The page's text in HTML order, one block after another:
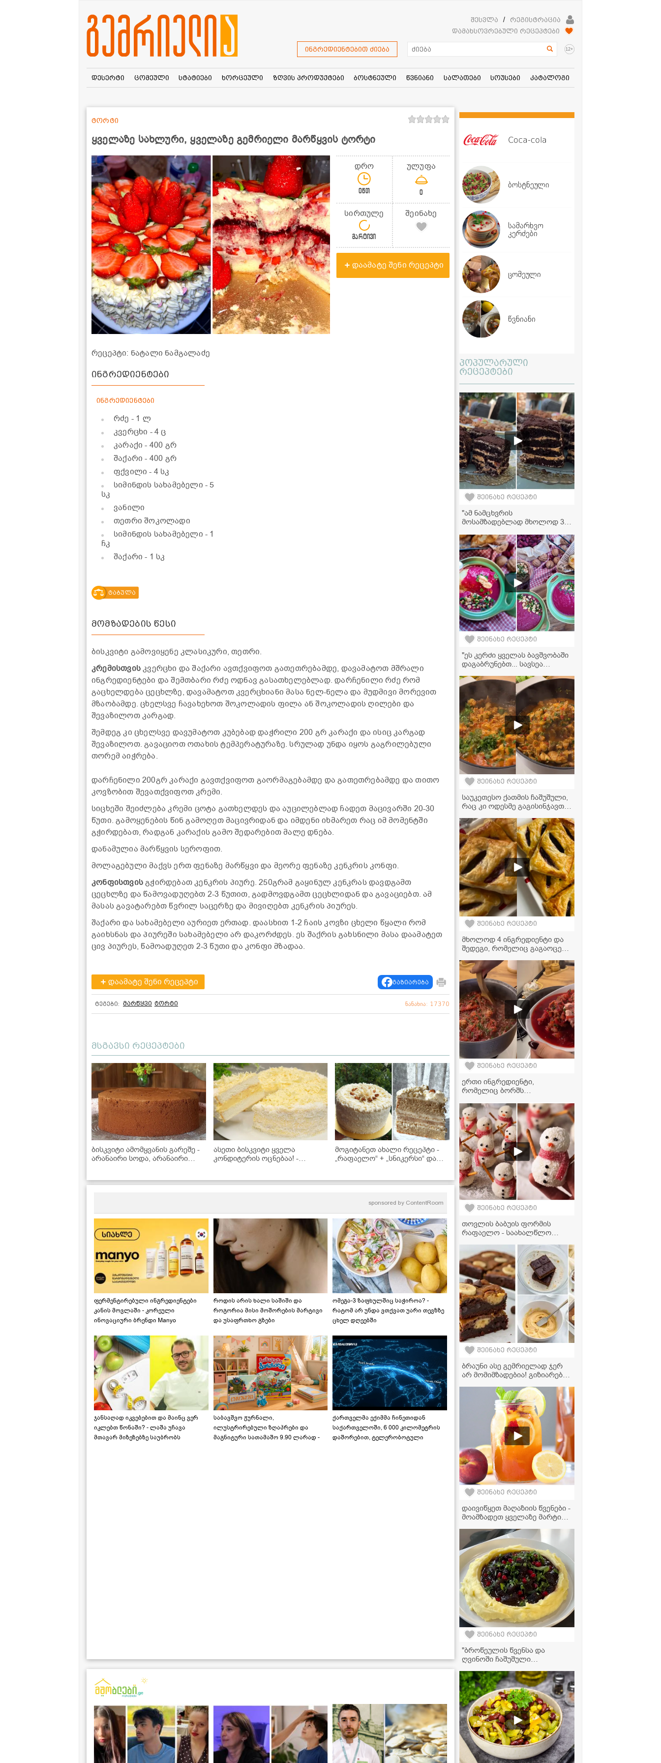
შესვლა /
რეგისტრაცია
დამახსოვრებული რეცეპტები
ინგრედიენტებით ძიება 12+
დესერტი ცომეული სტატიები ხორცეული ზღვის პროდუქტები ბოსტნეული წვნიანი სალათები სოუსები კატალოგი
ყველაზე სახლური, ყველაზე გემრიელი მარწყვის ტორტი
ტორტი
დრო
0წთ
ულუფა
0
სირთულე
მარტივი
შეინახე
დაამატე შენი რეცეპტი
რეცეპტი: ნატალი ნამგალაძე
ინგრედიენტები
ინგრედიენტები
რძე - 1 ლ
კვერცხი - 4 ც
კარაქი- 400 გრ
შაქარი- 400 გრ
ფქვილი- 4 სკ
სიმინდის სახამებელი - 5
სკ
ვანილი
თეთრი შოკოლადი
სიმინდის სახამებელი - 1
ჩკ
შაქარი- 1 სკ
ტაბულა
მომზადების წესი
ბისკვიტი გამოვიყენე კლასიკური, თეთრი.
კრემისთვისკვერცხი და შაქარი ავთქვიფოთ გათეთრებამდე, დავამატოთ მშრალი
ინგრედიენტები და შემთბარი რძე ოდნავ გასათხელებლად. დარჩენილი რძე რომ
გაცხელდება ცეცხლზე, დავამატოთ კვერცხიანი მასა ნელ-ნელა და მუდმივი მორევით
მზაობამდე. ცხელსვე ჩავახეხოთ შოკოლადის ფილა ან შოკოლადის ღილები და
შევაზილოთ კარგად.
შემდეგ კი ცხელსვე დავუმატოთ კუბებად დაჭრილი 200 გრ კარაქი და ისიც კარგად
შევაზილოთ. გავაციოთ ოთახის ტემპერატურაზე. სრულად უნდა იყოს გაგრილებული
თორემ აიჭრება.
დარჩენილი 200გრ კარაქი გავთქვიფოთ გაორმაგებამდე და გათეთრებამდე და თითო
კოვზობით შევათქვიფოთ კრემი.
სიცხეში შეიძლება კრემი ცოტა გათხელდეს და აუცილებლად ჩადეთ მაცივარში 20-30
წუთი. გამოყენების წინ გამოღეთ მაცივრიდან და იმდენი იხმარეთ რაც იმ მომენტში
გჭირდებათ, რადგან კარაქის გამო შედარებით მალე დნება.
დანამულია მარწყვის სეროფით.
მოლაგებული მაქვს ერთ ფენაზე მარწყვი და მეორე ფენაზე კენკრის კონფი.
კონფისთვისგჭირდებათ კენკრის პიურე. 250გრამ გაყინულ კენკრას დავდგამთ
ცეცხლზე და წამოვადუღებთ 2-3 წუთით, გადმოვდგამთ ცეცხლიდან და გავაციებთ. ამ
მასას გავატარებთ წვრილ საცერზე და მივიღებთ კენკრის პიურეს.
შაქარი და სახამებელი აურიეთ ერთად. დაასხით 1-2 ჩაის კოვზი ცხელი წყალი რომ
გაიხსნას და პიურეში სახამებელი არ დაკორძდეს. ეს შაქრის გახსნილი მასა დაამატეთ
ცივ პიურეს, წამოადუღეთ 2-3 წუთი და კონფი მზადაა.
დაამატე შენი რეცეპტი გაზიარება
ტეგები: მარწყვი ტორტი ნანახია: 17370
მსგავსი რეცეპტები
ბისკვიტი ამომყვანის გარეშე -
არანაირი სოდა, არანაირი
ასეთი ბისკვიტი ყველა
კონდიტერის ოცნებაა! -
მოგიტანეთ ახალი რეცეპტი -
„რაფაელო“ + „სნიკერსი“ და
sponsored by ContentRoom
ფერმენტირებული ინგრედიენტები
კანის მოვლაში - კორეული
ინოვაციური ბრენდი Manyo
როდის არის ხალი საშიში და
როგორია მისი მოშორების მარტივი
და უსაფრთხო გზები
ომეგა-3 ზაფხულშიც საჭიროა? -
რატომ არ უნდა ვთქვათ უარი თევზზე
ცხელ დღეებში
ჯანსაღად იკვებებით და მაინც ვერ
იკლებთ წონაში? - ლაშა უჩავა
მთავარ მიზეზებზე საუბრობს
საბავშვო ჟურნალი,
ილუსტრირებული ზღაპრები და
მაგნიტური სათამაშო 9.90 ლარად -
ქართველმა ექიმმა ჩინეთიდან
საქართველოში, 6 000 კილომეტრის
დაშორებით, ტელერობოტული
Coca-cola
ბოსტნეული
სამარხვო
კერძები
ცომეული
წვნიანი
პოპულარული
რეცეპტები
შეინახე რეცეპტი
"ამ ნამცხვრის
მოსამზადებლად მხოლოდ 30
მარტივია და თან
უგემრიელესი გამოდის!" -
მკითხველის ვიდეორეცეპტი
შეინახე რეცეპტი
"ეს კერძი ყველას ბავშვობაში
დაგაბრუნებთ... სავსეა
უგემრიელესი, ასევე კარგია
გაციების დროსაც" - შინდის
შეჭამანდი მჭადთან ერთად
შეინახე რეცეპტი
საუკეთესო ქათმის ჩაშუშული,
რაც კი ოდესმე გაგისინჯავთ! -
შეინახე რეცეპტი
მხოლოდ 4 ინგრედიენტი და
შედეგი, რომელიც გაგაოცებთ
რეცეპტი
შეინახე რეცეპტი
ერთი ინგრედიენტი,
რომელიც ბორშს
იდეალური სადილის მარტივი
რეცეპტი!
შეინახე რეცეპტი
თოვლის ბაბუის ფორმის
რაფაელო - საახალწლო
უმარტივესად მზადდება!
შეინახე რეცეპტი
ბრაუნი ასე გემრიელად ჯერ
არ მომიმზადებია! გიზიარებთ
შეინახე რეცეპტი
დაივიწყეთ მაღაზიის წვენები -
მოამზადეთ ყველაზე მარტივი
ლიმონათი სახლში!
შეინახე რეცეპტი
"ბროწეულის წვენსა და
ღვინოში ჩაშუშული
რომელიც პირში დნება" -
ყალია საქონლის ხორცით